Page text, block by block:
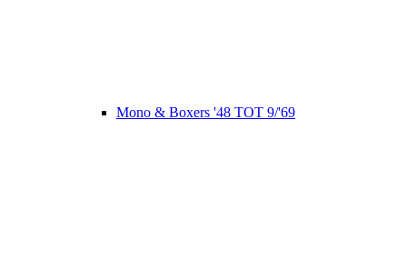
Mono & Boxers '48 TOT 9/'69